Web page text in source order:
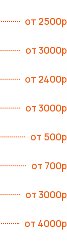
от 2500р
от 3000р
от 2400р
от 3000р
от 500р
от 700р
от 3000р
от 4000р